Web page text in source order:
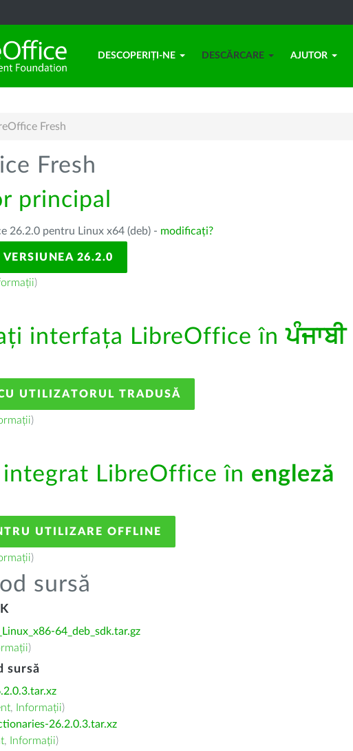
DESCOPERIȚI-NE DESCĂRCARE AJUTOR
Fresh
Fresh
principal
26.2.0 pentru Linux x64 (deb) - modificați?
VERSIUNEA 26.2.0
)
interfața LibreOffice înਪੰਜਾਬੀ
UTILIZATORUL TRADUSĂ
)
LibreOffice în engleză
UTILIZARE OFFLINE
)
sursă
64_deb_sdk.tar.gz
)
sursă
, Informații)
26.2.0.3.tar.xz
, Informații)